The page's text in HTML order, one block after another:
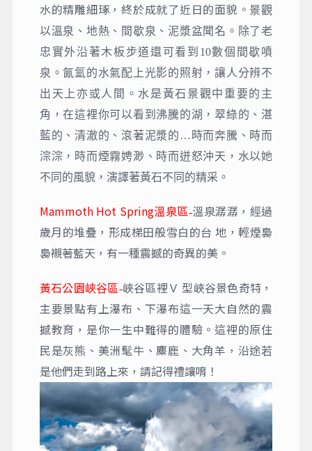
水的精雕細琢，終於成就了近日的面貌。 景觀
以溫泉、地熱、間歇泉、泥漿盆聞名。除了老
忠實外沿著木板步道還可看到10數個間歇噴
泉。氤氳的水氣配上光影的照射，讓人分辨不
出天上亦或人間。水是黃石景觀中重要的主
角，在這裡你可以看到沸騰的湖，翠綠的、湛
藍的、清澈的、滾著泥漿的…時而奔騰、時而
淙淙，時而煙霧娉渺、時而迸怒沖天，水以她
不同的風貌，演譯著黃石不同的精采。
Mammoth Hot Spring溫泉區-溫泉潺潺，經過
歲月的堆疊，形成梯田般雪白的台 地，輕煙裊
裊襯著藍天，有一種震撼的奇異的美。
黃石公園峽谷區-峽谷區裡Ｖ 型峽谷景色奇特，
主要景點有上瀑布、下瀑布這一天大自然的震
撼教育，是你一生中難得的體驗。這裡的原住
民是灰熊、美洲髦牛、麋鹿、大角羊，沿途若
是他們走到路上來，請記得禮讓唷！